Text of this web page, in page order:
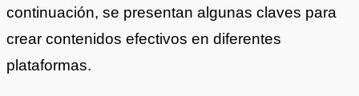
continuación, se presentan algunas claves para
crear contenidos efectivos en diferentes
plataformas.